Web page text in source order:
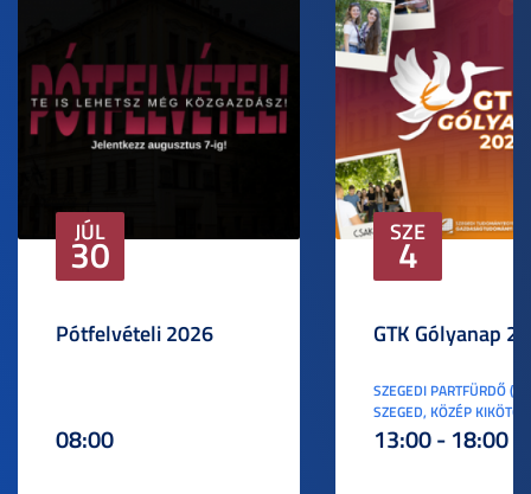
JÚL
30
Pótfelvételi 2026
08:00
SZE
4
GTK Gólyanap
SZEGEDI PARTFÜRDŐ
SZEGED, KÖZÉP KIKÖTŐ
13:00 - 18:00